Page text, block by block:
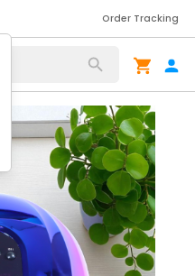
Order Tracking